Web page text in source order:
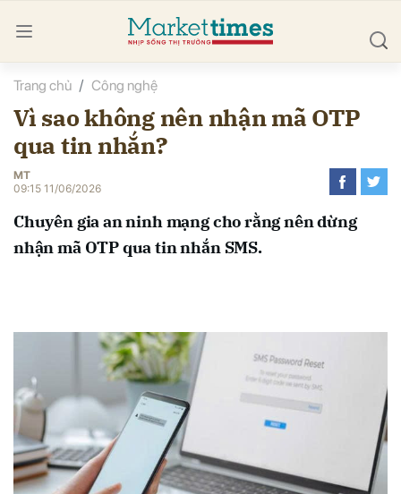
Trang chủ Công nghệ
Vì sao không nên nhận mã OTP
qua tin nhắn?
MT
09:15 11/06/2026
Chuyên gia an ninh mạng cho rằng nên dừng
nhận mã OTP qua tin nhắn SMS.
luận